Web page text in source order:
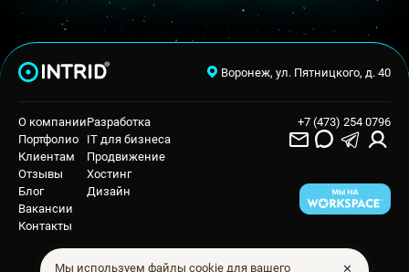
Воронеж, ул. Пятницкого, д. 40
О компании
Портфолио
Клиентам
Отзывы
Блог
Вакансии
Контакты
Разработка
IT для бизнеса
Продвижение
Хостинг
Дизайн
+7 (473) 254 0796
Мы используем файлы cookie для вашего ✕